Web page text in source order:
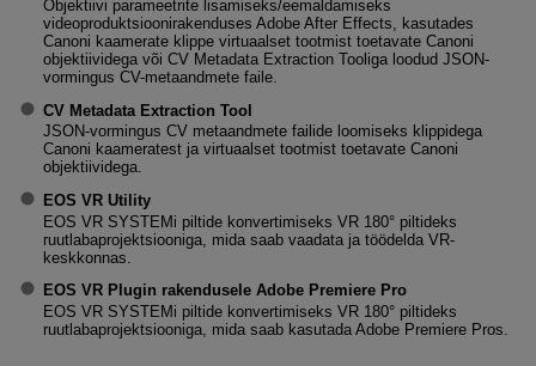
Objektiivi parameetrite lisamiseks/eemaldamiseks
videoproduktsioonirakenduses Adobe After Effects, kasutades
Canoni kaamerate klippe virtuaalset tootmist toetavate Canoni
objektiividega või CV Metadata Extraction Tooliga loodud JSON-
vormingus CV-metaandmete faile.
CV Metadata Extraction Tool
JSON-vormingus CV metaandmete failide loomiseks klippidega
Canoni kaameratest ja virtuaalset tootmist toetavate Canoni
objektiividega.
EOS VR Utility
EOS VR SYSTEMi piltide konvertimiseks VR 180° piltideks
ruutlabaprojektsiooniga, mida saab vaadata ja töödelda VR-
keskkonnas.
EOS VR Plugin rakendusele Adobe Premiere Pro
EOS VR SYSTEMi piltide konvertimiseks VR 180° piltideks
ruutlabaprojektsiooniga, mida saab kasutada Adobe Premiere Pros.